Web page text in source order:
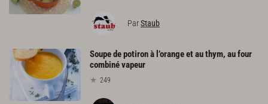
ParStaub
Soupe de potiron à l’orange et au thym, au four
combiné vapeur
249